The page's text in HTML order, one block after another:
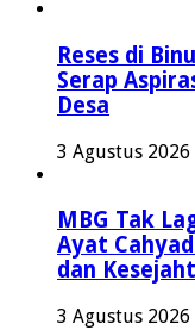
Reses di
Serap
Desa
3 Agustus 2026
MBG Tak
Ayat
dan
3 Agustus 2026